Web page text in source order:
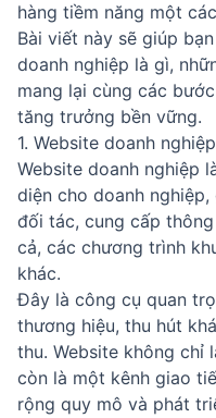
hàng tiềm năng một
Bài viết này sẽ giúp
doanh nghiệp là gì,
mang lại cùng các
tăng trưởng bền vững.
1. Website doanh
Website doanh nghiệp
diện cho doanh
đối tác, cung cấp
cả, các chương trình
khác.
Đây là công cụ quan
thương hiệu, thu hút
thu. Website không chỉ
còn là một kênh giao
rộng quy mô và phát